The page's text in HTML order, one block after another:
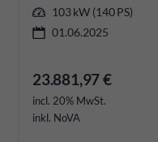
103 kW (140 PS)
01.06.2025
23.881,97 €
incl. 20% MwSt.
inkl. NoVA